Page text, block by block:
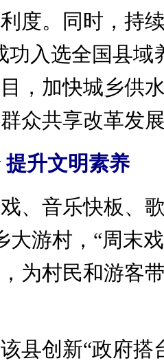
度。同时，持
功入选全国县域
，加快城乡供
众共享改革发
提升文明素养
音乐快板、
大游村，“周末
为村民和游客
创新“政府搭